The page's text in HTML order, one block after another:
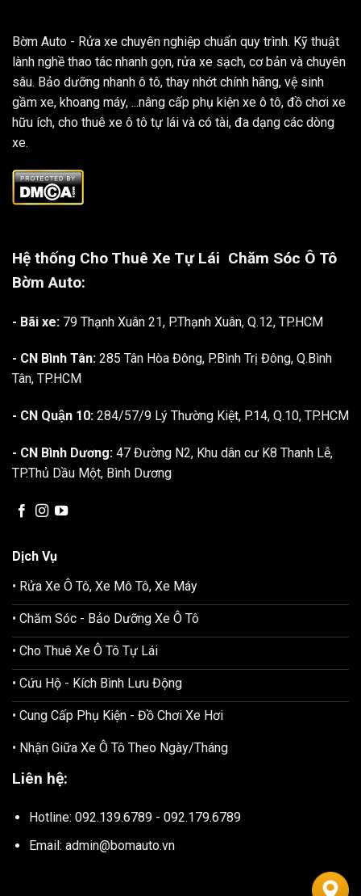
Bờm Auto - Rửa xe chuyên nghiệp chuẩn quy trình. Kỹ thuật
lành nghề thao tác nhanh gọn, rửa xe sạch, cơ bản và chuyên
sâu. Bảo dưỡng nhanh ô tô, thay nhớt chính hãng, vệ sinh
gầm xe, khoang máy, ...nâng cấp phụ kiện xe ô tô, đồ chơi xe
hữu ích, cho thuê xe ô tô tự lái và có tài, đa dạng các dòng
xe.
Hệ thống Cho Thuê Xe Tự Lái Chăm Sóc Ô Tô
Bờm Auto:
- Bãi xe: 79 Thạnh Xuân 21, P.Thạnh Xuân, Q.12, TP.HCM
- CN Bình Tân: 285 Tân Hòa Đông, P.Bình Trị Đông, Q.Bình
Tân, TP.HCM
- CN Quận 10: 284/57/9 Lý Thường Kiệt, P.14, Q.10, TP.HCM
- CN Bình Dương: 47 Đường N2, Khu dân cư K8 Thanh Lễ,
TP.Thủ Dầu Một, Bình Dương
Dịch Vụ
• Rửa Xe Ô Tô, Xe Mô Tô, Xe Máy
• Chăm Sóc - Bảo Dưỡng Xe Ô Tô
• Cho Thuê Xe Ô Tô Tự Lái
• Cứu Hộ - Kích Bình Lưu Động
• Cung Cấp Phụ Kiện - Đồ Chơi Xe Hơi
• Nhận Giữa Xe Ô Tô Theo Ngày/Tháng
Liên hệ:
Hotline: 092.139.6789 - 092.179.6789
Email: admin@bomauto.vn